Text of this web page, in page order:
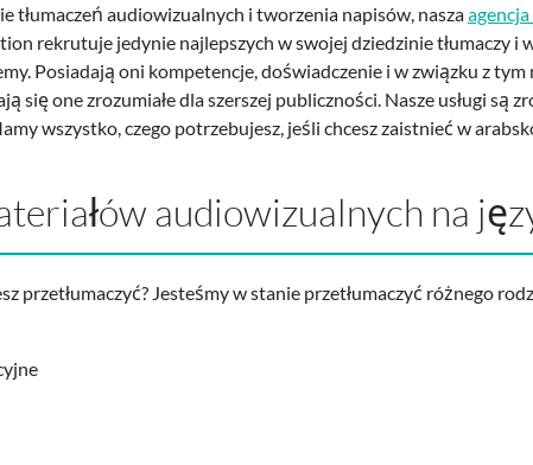
tłumaczeń audiowizualnych i tworzenia napisów, naszaagencja
rekrutuje jedynie najlepszych w swojej dziedzinie tłumaczy i
Posiadają oni kompetencje, doświadczenie i w związku z tym
się one zrozumiałe dla szerszej publiczności. Nasze usługi są
wszystko, czego potrzebujesz, jeśli chcesz zaistnieć w
audiowizualnych na
przetłumaczyć? Jesteśmy w stanie przetłumaczyć różnego